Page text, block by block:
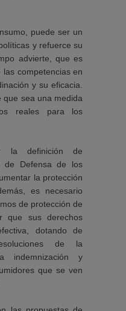
puede ser un
y refuerce su
advierte, que es
competencias en
y su eficacia.
que sea una medida
reales para los
la definición de
de Defensa de los
la protección
es necesario
de protección de
que sus derechos
dotando de
de la
indemnización y
que se ven